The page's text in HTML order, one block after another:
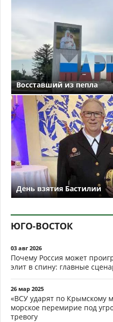
Восставший из пепла
День взятия Бастилии
ЮГО-ВОСТОК
03 авг 2026
Почему Россия может
элит в спину: главные
26 мар 2025
«ВСУ ударят по Крымскому
морское перемирие под
тревогу